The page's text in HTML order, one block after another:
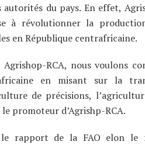
autorités du pays. En effet,
à révolutionner la
en République centrafricaine.
Agrishop-RCA, nous voulons
en misant sur la
de précisions,
promoteur d’Agrishp-RCA.
le rapport de la FAO elon le